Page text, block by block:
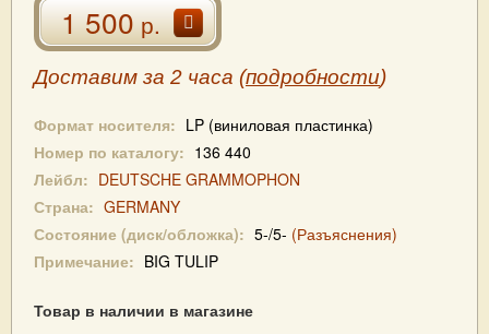
1 500р.
Доставим за 2 часа (подробности)
Формат носителя: LP (виниловая пластинка)
Номер по каталогу: 136 440
Лейбл: DEUTSCHE GRAMMOPHON
Страна: GERMANY
Состояние (диск/обложка): 5-/5- (Разъяснения)
Примечание: BIG TULIP
Товар в наличии в магазине